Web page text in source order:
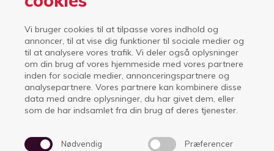
Vi bruger cookies til at tilpasse vores indhold og
annoncer, til at vise dig funktioner til sociale medier og
til at analysere vores trafik. Vi deler også oplysninger
om din brug af vores hjemmeside med vores partnere
inden for sociale medier, annonceringspartnere og
analysepartnere. Vores partnere kan kombinere disse
data med andre oplysninger, du har givet dem, eller
som de har indsamlet fra din brug af deres tjenester.
Nødvendig Præferencer